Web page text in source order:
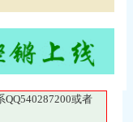
或者